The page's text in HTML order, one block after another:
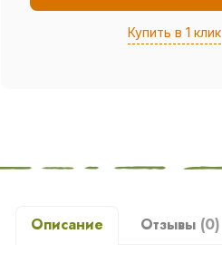
Купить в 1 клик
Описание Отзывы (0)